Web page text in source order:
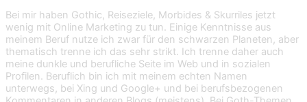
Bei mir haben Gothic, Reiseziele, Morbides & Skurriles jetzt
wenig mit Online Marketing zu tun. Einige Kenntnisse aus
meinem Beruf nutze ich zwar für den schwarzen Planeten, aber
thematisch trenne ich das sehr strikt. Ich trenne daher auch
meine dunkle und berufliche Seite im Web und in sozialen
Profilen. Beruflich bin ich mit meinem echten Namen
unterwegs, bei Xing und Google+ und bei berufsbezogenen